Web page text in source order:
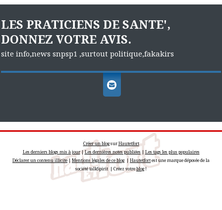
LES PRATICIENS DE SANTE',
DONNEZ VOTRE AVIS.
site info,news snpsp1 ,surtout politique,fakakirs
Créer un blogsurHautetfort
Les derniers blogs mis à jour|Les dernières notes publiées |Les tags les plus populaires
Déclarer un contenu illicite|Mentions légales de ce blog| Hautetfortest une marque déposée de la
société talkSpirit | Créez votreblog!